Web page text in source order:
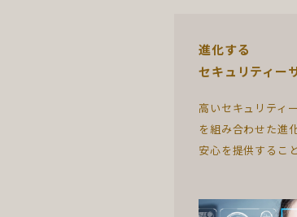
進化する
セキュリティー
高いセキュリティ
を組み合わせた進
安心を提供するこ